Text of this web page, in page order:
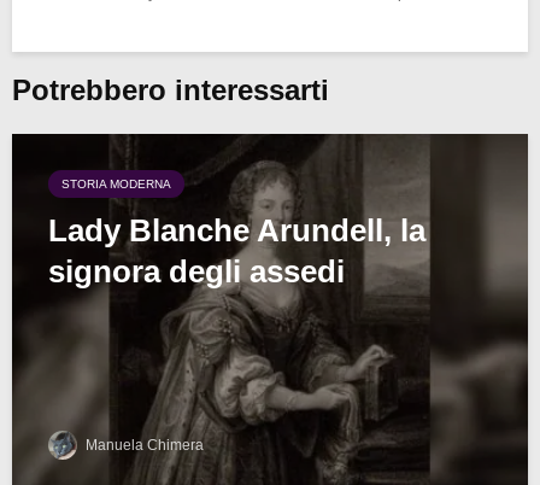
Potrebbero interessarti
STORIA MODERNA
Lady Blanche Arundell, la
signora degli assedi
Manuela Chimera